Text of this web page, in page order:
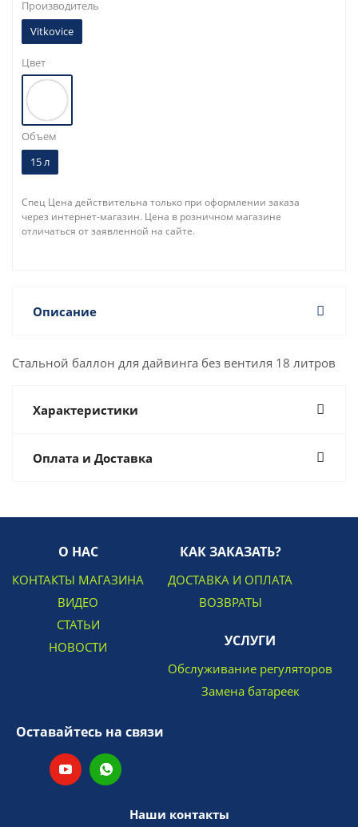
Производитель
Vitkovice
Цвет
Объем
15 л
Спец Цена действительна только при оформлении заказа
через интернет-магазин. Цена в розничном магазине
отличаться от заявленной на сайте.
Описание
Стальной баллон для дайвинга без вентиля 18 литров
Характеристики
Оплата и Доставка
О НАС
КОНТАКТЫ МАГАЗИНА
ВИДЕО
СТАТЬИ
НОВОСТИ
КАК ЗАКАЗАТЬ?
ДОСТАВКА И ОПЛАТА
ВОЗВРАТЫ
УСЛУГИ
Обслуживание регуляторов
Замена батареек
Оставайтесь на связи
Наши контакты